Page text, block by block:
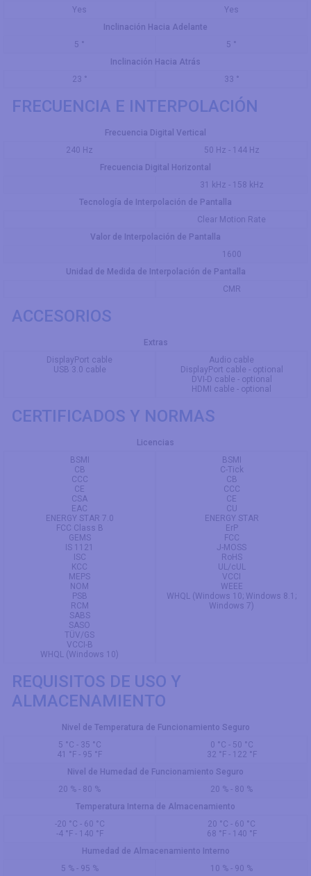
Yes
Yes
Inclinación Hacia Adelante
5 °
5 °
Inclinación Hacia Atrás
23 °
33 °
FRECUENCIA E INTERPOLACIÓN
Frecuencia Digital Vertical
240 Hz
50 Hz - 144 Hz
Frecuencia Digital Horizontal
31 kHz - 158 kHz
Tecnología de Interpolación de Pantalla
Clear Motion Rate
Valor de Interpolación de Pantalla
1600
Unidad de Medida de Interpolación de Pantalla
CMR
ACCESORIOS
Extras
DisplayPort cable
USB 3.0 cable
Audio cable
DisplayPort cable - optional
DVI-D cable - optional
HDMI cable - optional
CERTIFICADOS Y NORMAS
Licencias
BSMI
CB
CCC
CE
CSA
EAC
ENERGY STAR 7.0
FCC Class B
GEMS
IS 1121
ISC
KCC
MEPS
NOM
PSB
RCM
SABS
SASO
TÜV/GS
VCCI-B
WHQL (Windows 10)
BSMI
C-Tick
CB
CCC
CE
CU
ENERGY STAR
ErP
FCC
J-MOSS
RoHS
UL/cUL
VCCI
WEEE
WHQL (Windows 10; Windows 8.1;
Windows 7)
REQUISITOS DE USO Y
ALMACENAMIENTO
Nivel de Temperatura de Funcionamiento Seguro
5 °C - 35 °C
41 °F - 95 °F
0 °C - 50 °C
32 °F - 122 °F
Nivel de Humedad de Funcionamiento Seguro
20 % - 80 %
20 % - 80 %
Temperatura Interna de Almacenamiento
-20 °C - 60 °C
-4 °F - 140 °F
20 °C - 60 °C
68 °F - 140 °F
Humedad de Almacenamiento Interno
5 % - 95 %
10 % - 90 %